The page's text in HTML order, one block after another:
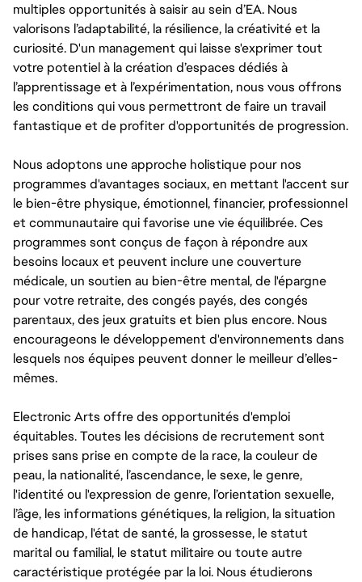
multiples opportunités à saisir au sein d’EA. Nous
valorisons l’adaptabilité, la résilience, la créativité et la
curiosité. D'un management qui laisse s'exprimer tout
votre potentiel à la création d’espaces dédiés à
l’apprentissage et à l’expérimentation, nous vous offrons
les conditions qui vous permettront de faire un travail
fantastique et de profiter d'opportunités de progression.
Nous adoptons une approche holistique pour nos
programmes d'avantages sociaux, en mettant l'accent sur
le bien-être physique, émotionnel, financier, professionnel
et communautaire qui favorise une vie équilibrée. Ces
programmes sont conçus de façon à répondre aux
besoins locaux et peuvent inclure une couverture
médicale, un soutien au bien-être mental, de l'épargne
pour votre retraite, des congés payés, des congés
parentaux, des jeux gratuits et bien plus encore. Nous
encourageons le développement d'environnements dans
lesquels nos équipes peuvent donner le meilleur d’elles-
mêmes.
Electronic Arts offre des opportunités d'emploi
équitables. Toutes les décisions de recrutement sont
prises sans prise en compte de la race, la couleur de
peau, la nationalité, l’ascendance, le sexe, le genre,
l'identité ou l'expression de genre, l’orientation sexuelle,
l’âge, les informations génétiques, la religion, la situation
de handicap, l'état de santé, la grossesse, le statut
marital ou familial, le statut militaire ou toute autre
caractéristique protégée par la loi. Nous étudierons